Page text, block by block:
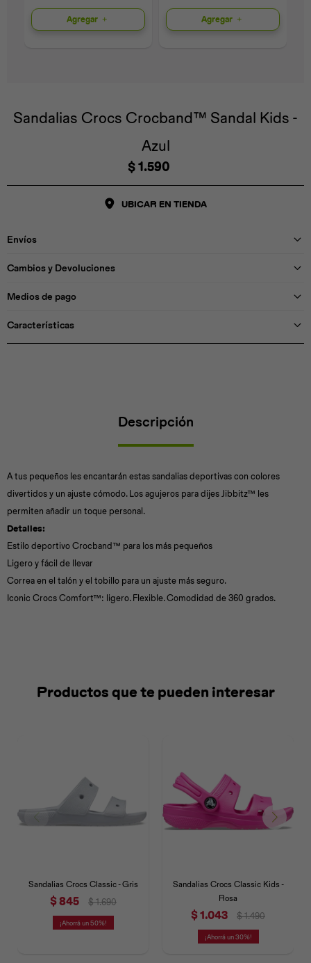
Agregar Agregar
Sandalias Crocs Crocband™ Sandal Kids -
Azul
$ 1.590
UBICAR EN TIENDA
Envíos
Cambios y Devoluciones
Medios de pago
Características
Descripción
A tus pequeños les encantarán estas sandalias deportivas con colores
divertidos y un ajuste cómodo. Los agujeros para dijes Jibbitz™ les
permiten añadir un toque personal.
Detalles:
Estilo deportivo Crocband™ para los más pequeños
Ligero y fácil de llevar
Correa en el talón y el tobillo para un ajuste más seguro.
Iconic Crocs Comfort™: ligero. Flexible. Comodidad de 360 grados.
Productos que te pueden interesar
Sandalias Crocs Classic - Gris
$845 $ 1.690
50
Sandalias Crocs Classic Kids -
Rosa
$1.043 $ 1.490
30